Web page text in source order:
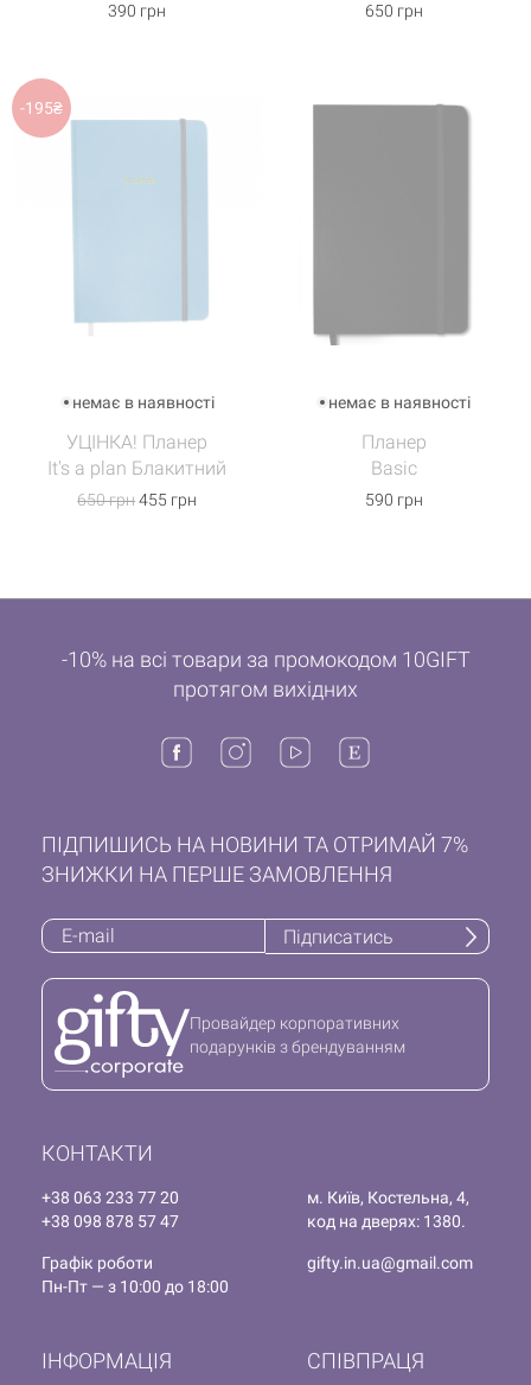
390 грн 650 грн
-195₴
немає в наявності
УЦІНКА! Планер
It's a plan Блакитний
650 грн455 грн
немає в наявності
Планер
Basic
590 грн
-10% на всі товари за промокодом 10GIFT
протягом вихідних
КОНТАКТИ
+38 063 233 77 20
+38 098 878 57 47
м. Київ, Костельна, 4,
код на дверях: 1380.
Графік роботи
Пн-Пт — з 10:00 до 18:00
gifty.in.ua@gmail.com
СПІВПРАЦЯ
ІНФОРМАЦІЯ
ПІДПИШИСЬ НА НОВИНИ ТА ОТРИМАЙ 7%
ЗНИЖКИ НА ПЕРШЕ ЗАМОВЛЕННЯ
Підписатись
Провайдер корпоративних
подарунків з брендуванням